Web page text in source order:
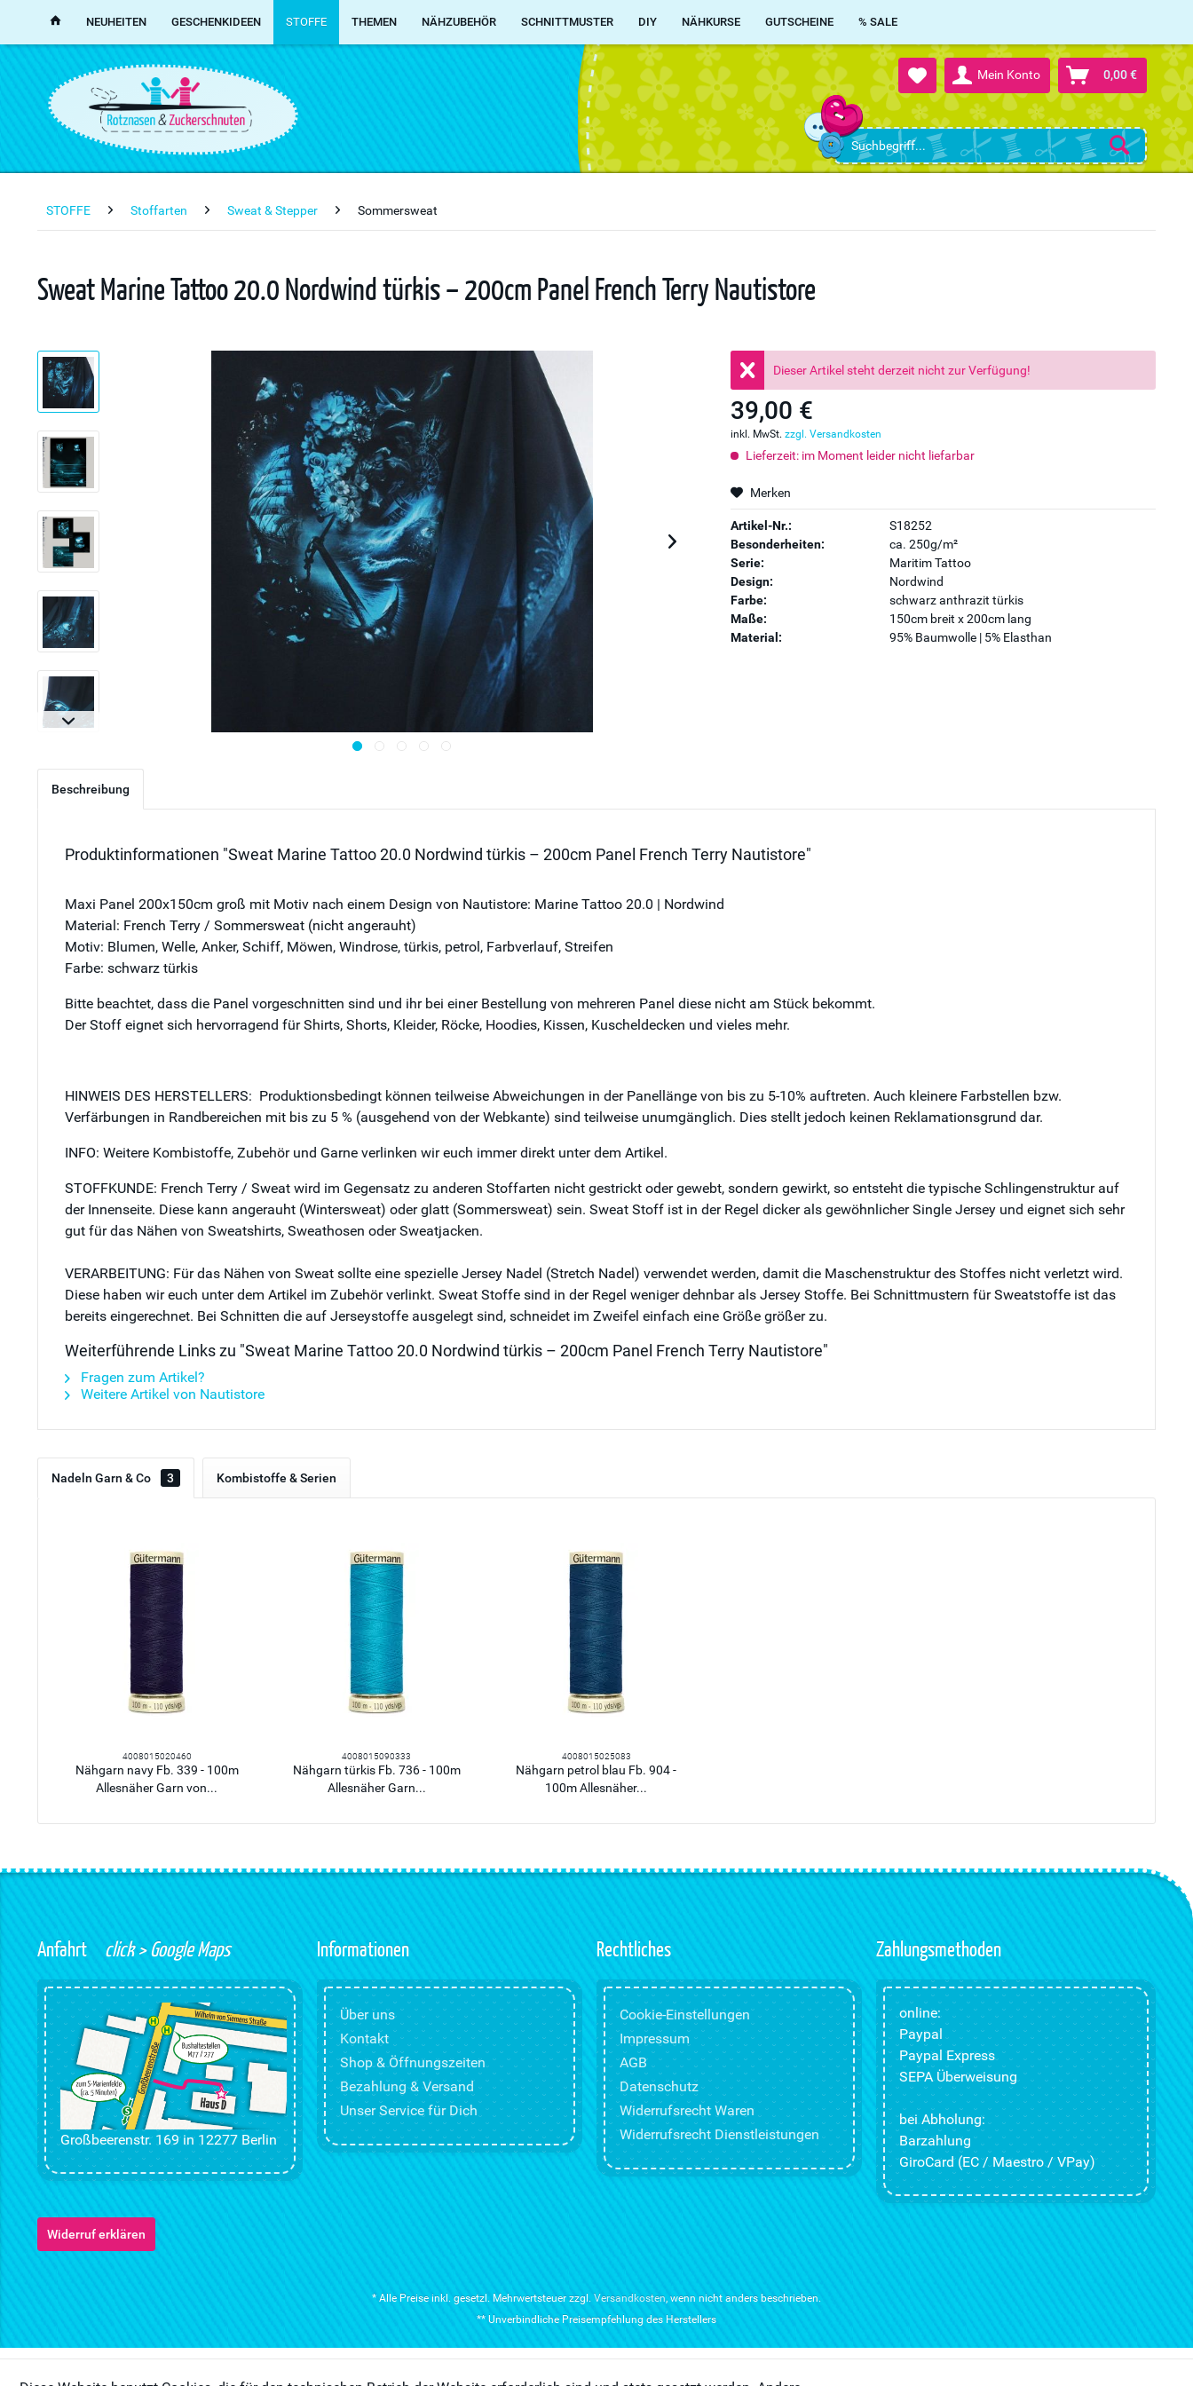
Mein Konto 0,00 €
NEUHEITEN GESCHENKIDEEN STOFFE THEMEN NÄHZUBEHÖR SCHNITTMUSTER DIY NÄHKURSE GUTSCHEINE % SALE
STOFFE Stoffarten Sweat & Stepper Sommersweat
Sweat Marine Tattoo 20.0 Nordwind türkis – 200cm Panel French Terry Nautistore
Dieser Artikel steht derzeit nicht zur Verfügung!
39,00 €
inkl. MwSt.zzgl. Versandkosten
Lieferzeit: im Moment leider nicht liefarbar
Merken
Artikel-Nr.:
S18252
Besonderheiten:
ca. 250g/m²
Serie:
Maritim Tattoo
Design:
Nordwind
Farbe:
schwarz anthrazit türkis
Maße:
150cm breit x 200cm lang
Material:
95% Baumwolle | 5% Elasthan
Beschreibung
Produktinformationen "Sweat Marine Tattoo 20.0 Nordwind türkis – 200cm Panel French Terry Nautistore"
Maxi Panel 200x150cm groß mit Motiv nach einem Design von Nautistore: Marine Tattoo 20.0 | Nordwind
Material: French Terry / Sommersweat (nicht angerauht)
Motiv: Blumen, Welle, Anker, Schiff, Möwen, Windrose, türkis, petrol, Farbverlauf, Streifen
Farbe: schwarz türkis
Bitte beachtet, dass die Panel vorgeschnitten sind und ihr bei einer Bestellung von mehreren Panel diese nicht am Stück bekommt.
Der Stoff eignet sich hervorragend für Shirts, Shorts, Kleider, Röcke, Hoodies, Kissen, Kuscheldecken und vieles mehr.
HINWEIS DES HERSTELLERS: Produktionsbedingt können teilweise Abweichungen in der Panellänge von bis zu 5-10% auftreten. Auch kleinere Farbstellen bzw.
Verfärbungen in Randbereichen mit bis zu 5 % (ausgehend von der Webkante) sind teilweise unumgänglich. Dies stellt jedoch keinen Reklamationsgrund dar.
INFO: Weitere Kombistoffe, Zubehör und Garne verlinken wir euch immer direkt unter dem Artikel.
STOFFKUNDE: French Terry / Sweat wird im Gegensatz zu anderen Stoffarten nicht gestrickt oder gewebt, sondern gewirkt, so entsteht die typische Schlingenstruktur auf
der Innenseite. Diese kann angerauht (Wintersweat) oder glatt (Sommersweat) sein. Sweat Stoff ist in der Regel dicker als gewöhnlicher Single Jersey und eignet sich sehr
gut für das Nähen von Sweatshirts, Sweathosen oder Sweatjacken.
VERARBEITUNG: Für das Nähen von Sweat sollte eine spezielle Jersey Nadel (Stretch Nadel) verwendet werden, damit die Maschenstruktur des Stoffes nicht verletzt wird.
Diese haben wir euch unter dem Artikel im Zubehör verlinkt. Sweat Stoffe sind in der Regel weniger dehnbar als Jersey Stoffe. Bei Schnittmustern für Sweatstoffe ist das
bereits eingerechnet. Bei Schnitten die auf Jerseystoffe ausgelegt sind, schneidet im Zweifel einfach eine Größe größer zu.
Weiterführende Links zu "Sweat Marine Tattoo 20.0 Nordwind türkis – 200cm Panel French Terry Nautistore"
Fragen zum Artikel?
Weitere Artikel von Nautistore
Nadeln Garn & Co 3 Kombistoffe & Serien
4008015020460
Nähgarn navy Fb. 339 - 100m
Allesnäher Garn von...
4008015090333
Nähgarn türkis Fb. 736 - 100m
Allesnäher Garn...
4008015025083
Nähgarn petrol blau Fb. 904 -
100m Allesnäher...
Anfahrt click > Google Maps
Großbeerenstr. 169 in 12277 Berlin
Informationen
Über uns
Kontakt
Shop & Öffnungszeiten
Bezahlung & Versand
Unser Service für Dich
Rechtliches
Cookie-Einstellungen
Impressum
AGB
Datenschutz
Widerrufsrecht Waren
Widerrufsrecht Dienstleistungen
Zahlungsmethoden
online:
Paypal
Paypal Express
SEPA Überweisung
bei Abholung:
Barzahlung
GiroCard (EC / Maestro / VPay)
Widerruf erklären
* Alle Preise inkl. gesetzl. Mehrwertsteuer zzgl. Versandkosten, wenn nicht anders beschrieben.
** Unverbindliche Preisempfehlung des Herstellers